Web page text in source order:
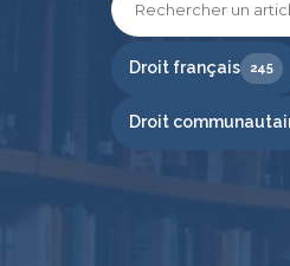
Droit français 245
Droit